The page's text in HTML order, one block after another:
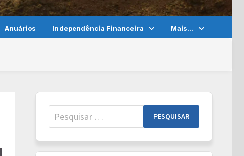
Anuários Independência Financeira Mais…
Pesquisar
por: